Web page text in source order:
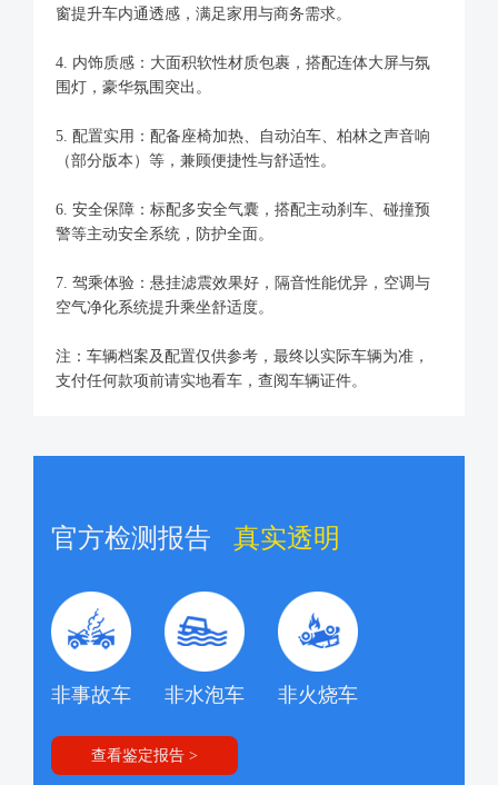
窗提升车内通透感，满足家用与商务需求。
4. 内饰质感：大面积软性材质包裹，搭配连体大屏与氛
围灯，豪华氛围突出。
5. 配置实用：配备座椅加热、自动泊车、柏林之声音响
（部分版本）等，兼顾便捷性与舒适性。
6. 安全保障：标配多安全气囊，搭配主动刹车、碰撞预
警等主动安全系统，防护全面。
7. 驾乘体验：悬挂滤震效果好，隔音性能优异，空调与
空气净化系统提升乘坐舒适度。
注：车辆档案及配置仅供参考，最终以实际车辆为准，
支付任何款项前请实地看车，查阅车辆证件。
官方检测报告 真实透明
非事故车 非水泡车 非火烧车
查看鉴定报告 >